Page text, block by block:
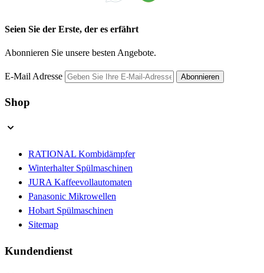
Seien Sie der Erste, der es erfährt
Abonnieren Sie unsere besten Angebote.
E-Mail Adresse Abonnieren
Shop
RATIONAL Kombidämpfer
Winterhalter Spülmaschinen
JURA Kaffeevollautomaten
Panasonic Mikrowellen
Hobart Spülmaschinen
Sitemap
Kundendienst